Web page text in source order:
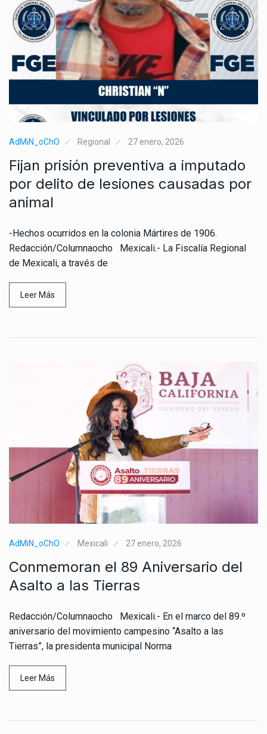
AdMiN_oChO Regional 27 enero, 2026
Fijan prisión preventiva a imputado
por delito de lesiones causadas por
animal
-Hechos ocurridos en la colonia Mártires de 1906.
Redacción/Columnaocho Mexicali.- La Fiscalía Regional
de Mexicali, a través de
Leer Más
AdMiN_oChO Mexicali 27 enero, 2026
Conmemoran el 89 Aniversario del
Asalto a las Tierras
Redacción/Columnaocho Mexicali.- En el marco del 89.º
aniversario del movimiento campesino “Asalto a las
Tierras”, la presidenta municipal Norma
Leer Más